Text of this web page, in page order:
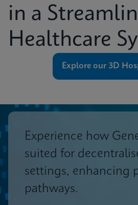
in a
Healthcare
Explore our 3D
Experience how
suited for
settings, enhancing
pathways.